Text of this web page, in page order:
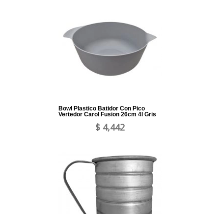
Bowl Plastico Batidor Con Pico
Vertedor Carol Fusion 26cm 4l Gris
$ 4,442